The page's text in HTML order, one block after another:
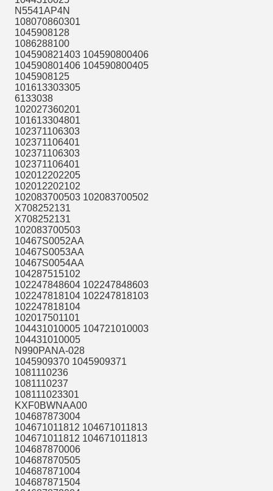
N5541AP4N
108070860301
1045908128
1086288100
104590821403 104590800406
104590801406 104590800405
1045908125
101613303305
6133038
102027360201
101613304801
102371106303
102371106401
102371106303
102371106401
102012202205
102012202102
102083700503 102083700502
X708252131
X708252131
102083700503
10467S0052AA
10467S0053AA
10467S0054AA
104287515102
102247848604 102247848603
102247818104 102247818103
102247818104
102017501101
104431010005 104721010003
104431010005
N990PANA-028
1045909370 1045909371
1081110236
1081110237
108111023301
KXF0BWNAA00
104687873004
104671011812 104671011813
104671011812 104671011813
104687870006
104687870505
104687871004
104687871504